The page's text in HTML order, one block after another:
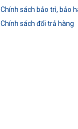
Chính sách bảo trì, bảo
Chính sách đổi trả hàng